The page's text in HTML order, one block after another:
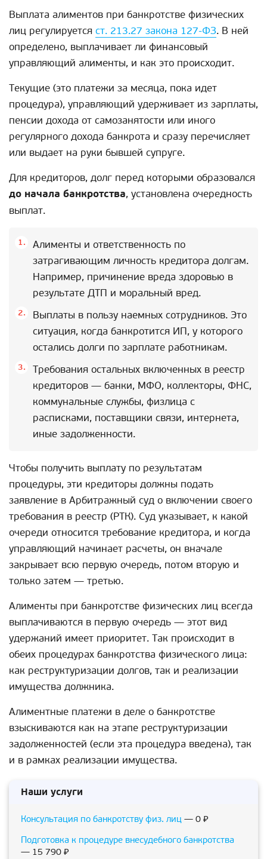
Выплата алиментов при банкротстве физических
лиц регулируется ст. 213.27 закона 127-ФЗ. В ней
определено, выплачивает ли финансовый
управляющий алименты, и как это происходит.
Текущие (это платежи за месяца, пока идет
процедура), управляющий удерживает из зарплаты,
пенсии дохода от самозанятости или иного
регулярного дохода банкрота и сразу перечисляет
или выдает на руки бывшей супруге.
Для кредиторов, долг перед которыми образовался
до начала банкротства, установлена очередность
выплат.
Алименты и ответственность по
затрагивающим личность кредитора долгам.
Например, причинение вреда здоровью в
результате ДТП и моральный вред.
Выплаты в пользу наемных сотрудников. Это
ситуация, когда банкротится ИП, у которого
остались долги по зарплате работникам.
Требования остальных включенных в реестр
кредиторов — банки, МФО, коллекторы, ФНС,
коммунальные службы, физлица с
расписками, поставщики связи, интернета,
иные задолженности.
Чтобы получить выплату по результатам
процедуры, эти кредиторы должны подать
заявление в Арбитражный суд о включении своего
требования в реестр (РТК). Суд указывает, к какой
очереди относится требование кредитора, и когда
управляющий начинает расчеты, он вначале
закрывает всю первую очередь, потом вторую и
только затем — третью.
Алименты при банкротстве физических лиц всегда
выплачиваются в первую очередь — этот вид
удержаний имеет приоритет. Так происходит в
обеих процедурах банкротства физического лица:
как реструктуризации долгов, так и реализации
имущества должника.
Алиментные платежи в деле о банкротстве
взыскиваются как на этапе реструктуризации
задолженностей (если эта процедура введена), так
и в рамках реализации имущества.
Наши услуги
Консультация по банкротству физ. лиц — 0 ₽
Подготовка к процедуре внесудебного банкротства
— 15 790 ₽